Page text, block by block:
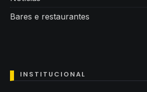
Bares e restaurantes
INSTITUCIONAL